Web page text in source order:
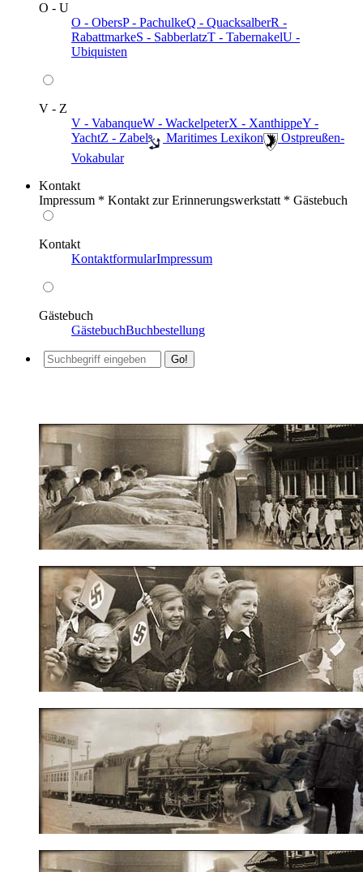
O - U
O - ObersP - PachulkeQ - QuacksalberR -
RabattmarkeS - SabberlatzT - TabernakelU -
Ubiquisten
V - Z
V - VabanqueW - WackelpeterX - XanthippeY -
YachtZ - Zabel ️ Maritimes Lexikon
️ Ostpreußen-
Vokabular
Kontakt
Impressum * Kontakt zur Erinnerungswerkstatt * Gästebuch
Kontakt
KontaktformularImpressum
Gästebuch
GästebuchBuchbestellung